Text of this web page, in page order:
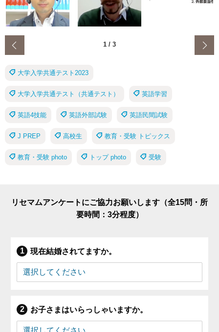
1 / 3
大学入学共通テスト2023
大学入学共通テスト（共通テスト） 英語学習
英語4技能 英語外部試験 英語民間試験
J PREP 高校生 教育・受験 トピックス
教育・受験 photo トップ photo 受験
リセマムアンケートにご協力お願いします（全15問・所
要時間：3分程度）
現在結婚されてますか。
お子さまはいらっしゃいますか。